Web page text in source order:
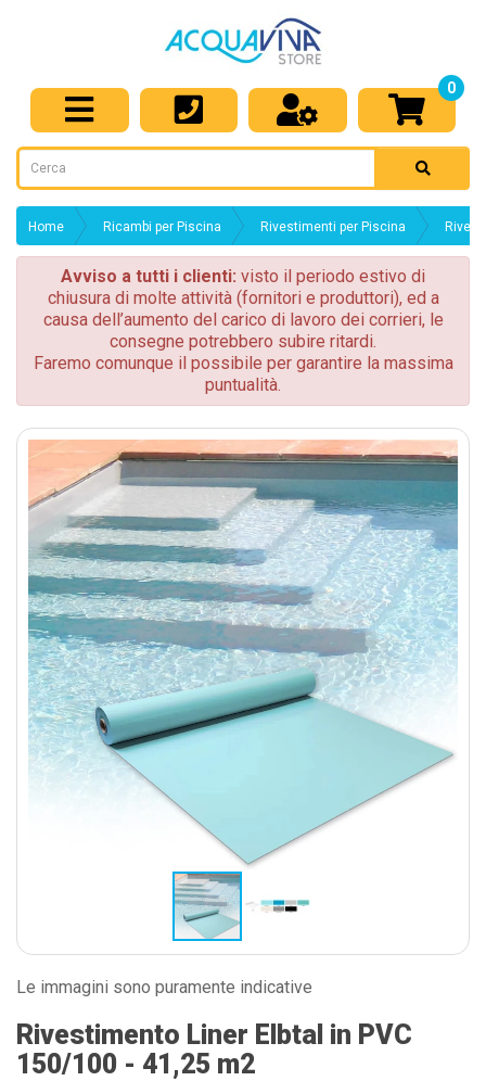
0
Home Ricambi per Piscina Rivestimenti per Piscina
Avviso a tutti i clienti: visto il periodo estivo di
chiusura di molte attività (fornitori e produttori), ed a
causa dell’aumento del carico di lavoro dei corrieri, le
consegne potrebbero subire ritardi.
Faremo comunque il possibile per garantire la massima
puntualità.
Le immagini sono puramente indicative
Rivestimento Liner Elbtal in PVC
150/100 - 41,25 m2